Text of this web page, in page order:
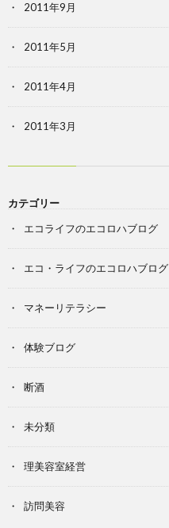
2011年9月
2011年5月
2011年4月
2011年3月
カテゴリー
エコライフのエコロハブログ
エコ・ライフのエコロハブログ
マネーリテラシー
体験ブログ
断酒
未分類
理美容室経営
訪問美容